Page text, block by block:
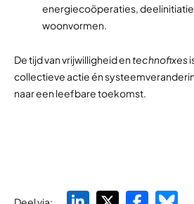
energiecoöperaties,
woonvormen.
De tijd van vrijwilligheid en technofixes
collectieve actie én
naar een leefbare toekomst.